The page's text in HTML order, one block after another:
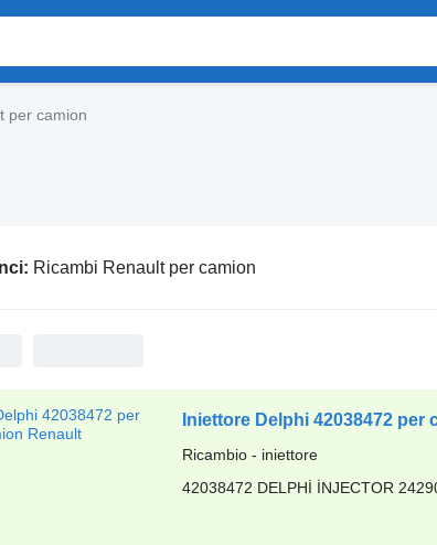
per camion
Ricambi Renault per camion
Iniettore Delphi 42038472 per
Ricambio - iniettore
42038472 DELPHİ İNJECTOR